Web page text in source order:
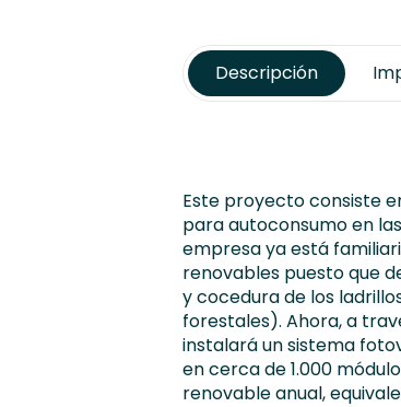
Descripción
Este proyecto consiste
para autoconsumo en
empresa ya está
renovables puesto que
y cocedura de los
forestales). Ahora, a
instalará un sistema
en cerca de 1.000
renovable anual,